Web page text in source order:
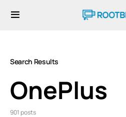
Search Results
OnePlus
901 posts